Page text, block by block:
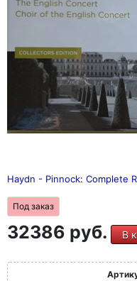
Haydn - Pinnock: Complete
Под заказ
32386 руб. В